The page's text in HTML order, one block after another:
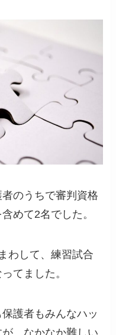
のうちで審判資格
めて2名でした。
わして、練習試合
てました。
護者もみんなハッ
、なかなか難しい